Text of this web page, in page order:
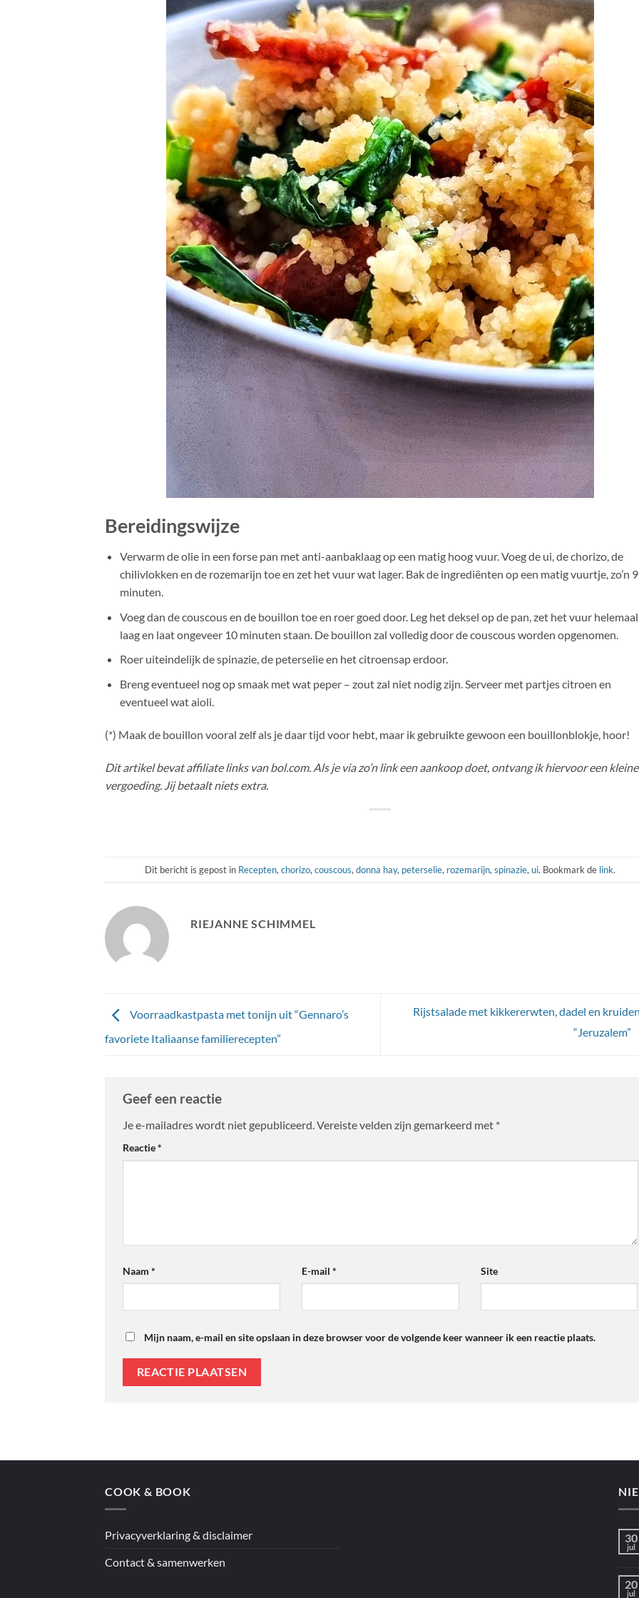
Bereidingswijze
Verwarm de olie in een forse pan met anti-aanbaklaag op een matig hoog vuur. Voeg de ui, de chorizo, de
chilivlokken en de rozemarijn toe en zet het vuur wat lager. Bak de ingrediënten op een matig vuurtje, zo’n
minuten.
Voeg dan de couscous en de bouillon toe en roer goed door. Leg het deksel op de pan, zet het vuur helemaal
laag en laat ongeveer 10 minuten staan. De bouillon zal volledig door de couscous worden opgenomen.
Roer uiteindelijk de spinazie, de peterselie en het citroensap erdoor.
Breng eventueel nog op smaak met wat peper – zout zal niet nodig zijn. Serveer met partjes citroen en
eventueel wat aioli.
(*) Maak de bouillon vooral zelf als je daar tijd voor hebt, maar ik gebruikte gewoon een bouillonblokje, hoor!
Dit artikel bevat affiliate links van bol.com. Als je via zo’n link een aankoop doet, ontvang ik hiervoor een kleine
vergoeding. Jij betaalt niets extra.
Dit bericht is gepost in Recepten,chorizo,couscous,donna hay, peterselie, rozemarijn,spinazie,ui. Bookmark de link.
RIEJANNE SCHIMMEL
Voorraadkastpasta met tonijn uit “Gennaro’s
favoriete Italiaanse familierecepten”
Rijstsalade met kikkererwten, dadel en
“Jeruzalem”
Geef een reactie
Je e-mailadres wordt niet gepubliceerd.Vereiste velden zijn gemarkeerd met *
Reactie*
Naam * E-mail * Site
Mijn naam, e-mail en site opslaan in deze browser voor de volgende keer wanneer ik een reactie plaats.
COOK & BOOK
Privacyverklaring & disclaimer
Contact & samenwerken
30
jul
20
jul